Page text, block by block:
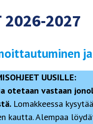
2026-2027
UUSILLE:
otetaan vastaan
Lomakkeessa
kautta. Alempaa